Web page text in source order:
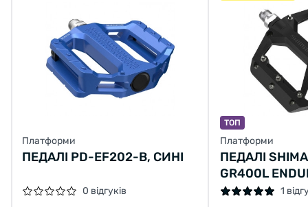
Платформи
ПЕДАЛІ PD-EF202-B, СИНІ
0 відгуків
ТОП
Платформи
ПЕДАЛІ
GR400L
ЧОРНИЙ 1